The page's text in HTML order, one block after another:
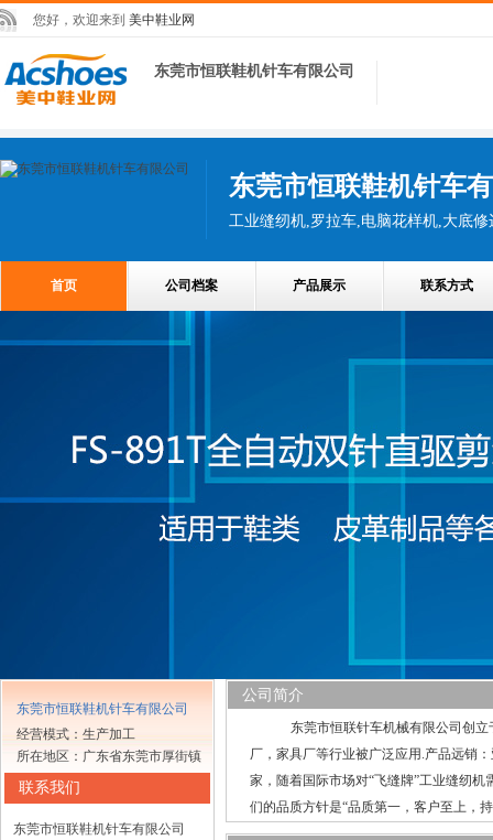
您好，欢迎来到 美中鞋业网
东莞市恒联鞋机针车有限公司
东莞市恒联鞋机针车
首页 公司档案 产品展示 联系方式
东莞市恒联鞋机针车有限公司
经营模式：生产加工
所在地区：广东省东莞市厚街镇
联系我们
东莞市恒联鞋机针车有限公司
公司简介
东莞市恒联针车机械有限公司创立
厂，家具厂等行业被广泛应用.产品远销
家，随着国际市场对“飞缝牌”工业缝纫
们的品质方针是“品质第一，客户至上，